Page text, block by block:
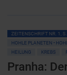
ZEITENSCHRIFT NR. 1,
HOHLE PLANETEN •
HEILUNG
KREBS
Pranha: